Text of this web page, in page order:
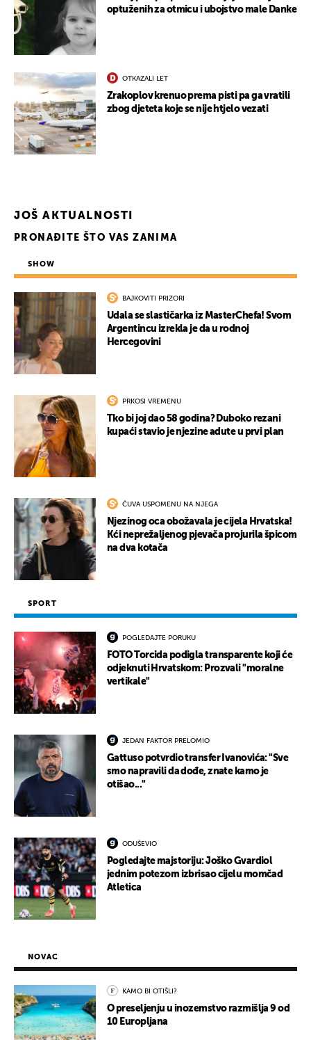
optuženih za otmicu i ubojstvo male Danke
OTKAZALI LET
Zrakoplov krenuo prema pisti pa ga vratili
zbog djeteta koje se nije htjelo vezati
JOŠ AKTUALNOSTI
PRONAĐITE ŠTO VAS ZANIMA
SHOW
BAJKOVITI PRIZORI
Udala se slastičarka iz MasterChefa! Svom
Argentincu izrekla je da u rodnoj
Hercegovini
PRKOSI VREMENU
Tko bi joj dao 58 godina? Duboko rezani
kupaći stavio je njezine adute u prvi plan
ČUVA USPOMENU NA NJEGA
Njezinog oca obožavala je cijela Hrvatska!
Kći neprežaljenog pjevača projurila špicom
na dva kotača
SPORT
POGLEDAJTE PORUKU
FOTO Torcida podigla transparente koji će
odjeknuti Hrvatskom: Prozvali "moralne
vertikale"
JEDAN FAKTOR PRELOMIO
Gattuso potvrdio transfer Ivanovića: "Sve
smo napravili da dođe, znate kamo je
otišao..."
ODUŠEVIO
Pogledajte majstoriju: Joško Gvardiol
jednim potezom izbrisao cijelu momčad
Atletica
NOVAC
KAMO BI OTIŠLI?
O preseljenju u inozemstvo razmišlja 9 od
10 Europljana
UKLJUČITE NOTIFIKACIJE